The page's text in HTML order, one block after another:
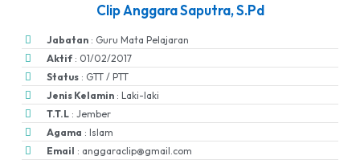
Clip Anggara Saputra, S.Pd
Jabatan : Guru Mata Pelajaran
Aktif : 01/02/2017
Status : GTT / PTT
Jenis Kelamin : Laki-laki
T.T.L : Jember
Agama : Islam
Email : anggaraclip@gmail.com